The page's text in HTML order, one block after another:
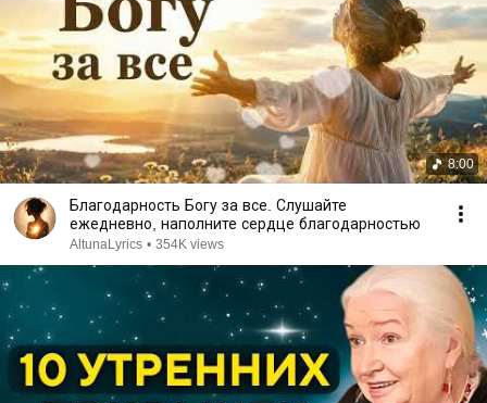
8:00
Благодарность Богу за все. Слушайте
ежедневно, наполните сердце благодарностью
AltunaLyrics • 354K views